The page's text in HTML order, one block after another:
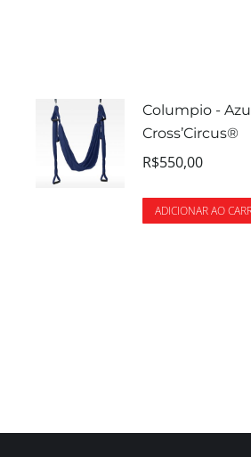
Columpio -
Cross’Circus®
R$550,00
ADICIONAR AO